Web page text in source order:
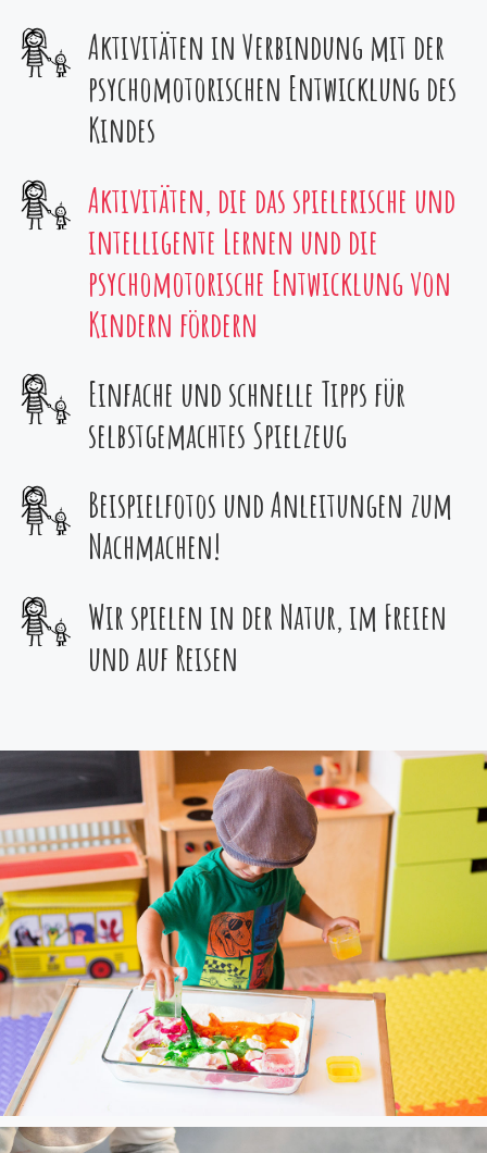
Aktivitäten in Verbindung mit der
psychomotorischen Entwicklung des
Kindes
Aktivitäten, die das spielerische und
intelligente Lernen und die
psychomotorische Entwicklung von
Kindern fördern
Einfache und schnelle Tipps für
selbstgemachtes Spielzeug
Beispielfotos und Anleitungen zum
Nachmachen!
Wir spielen in der Natur, im Freien
und auf Reisen